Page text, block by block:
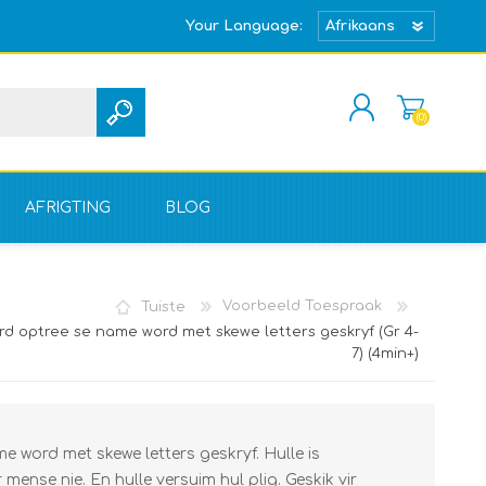
Your Language:
REGISTREER
TEKEN IN
(0)
AFRIGTING BLOG
Tuiste
Voorbeeld Toespraak
optree se name word met skewe letters geskryf (Gr 4-
7) (4min+)
word met skewe letters geskryf. Hulle is
nie. En hulle versuim hul plig. Geskik vir